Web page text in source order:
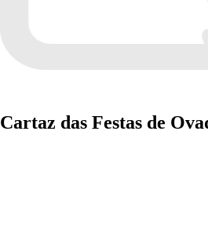
Cartaz das Festas de